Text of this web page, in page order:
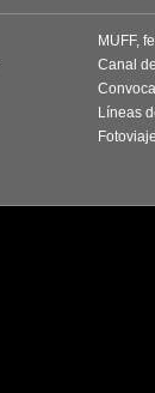
MUFF,
Canal
Líneas